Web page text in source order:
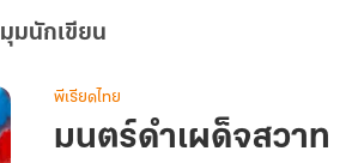
มุมนักเขียน
พีเรียดไทย
มนตร์ดำเผด็จสวาท